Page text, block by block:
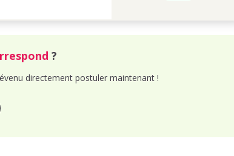
?
directement postuler maintenant !